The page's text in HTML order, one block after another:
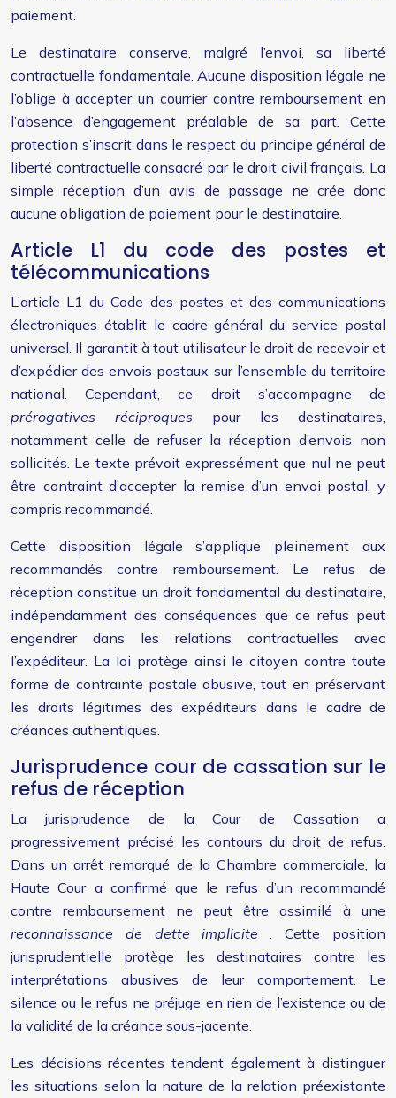
paiement.
Le destinataire conserve, malgré l’envoi, sa liberté
contractuelle fondamentale. Aucune disposition légale ne
l’oblige à accepter un courrier contre remboursement en
l’absence d’engagement préalable de sa part. Cette
protection s’inscrit dans le respect du principe général de
liberté contractuelle consacré par le droit civil français. La
simple réception d’un avis de passage ne crée donc
aucune obligation de paiement pour le destinataire.
Article L1 du code des postes et
télécommunications
L’article L1 du Code des postes et des communications
électroniques établit le cadre général du service postal
universel. Il garantit à tout utilisateur le droit de recevoir et
d’expédier des envois postaux sur l’ensemble du territoire
national. Cependant, ce droit s’accompagne de
prérogatives réciproques pour les destinataires,
notamment celle de refuser la réception d’envois non
sollicités. Le texte prévoit expressément que nul ne peut
être contraint d’accepter la remise d’un envoi postal, y
compris recommandé.
Cette disposition légale s’applique pleinement aux
recommandés contre remboursement. Le refus de
réception constitue un droit fondamental du destinataire,
indépendamment des conséquences que ce refus peut
engendrer dans les relations contractuelles avec
l’expéditeur. La loi protège ainsi le citoyen contre toute
forme de contrainte postale abusive, tout en préservant
les droits légitimes des expéditeurs dans le cadre de
créances authentiques.
Jurisprudence cour de cassation sur le
refus de réception
La jurisprudence de la Cour de Cassation a
progressivement précisé les contours du droit de refus.
Dans un arrêt remarqué de la Chambre commerciale, la
Haute Cour a confirmé que le refus d’un recommandé
contre remboursement ne peut être assimilé à une
reconnaissance de dette implicite. Cette position
jurisprudentielle protège les destinataires contre les
interprétations abusives de leur comportement. Le
silence ou le refus ne préjuge en rien de l’existence ou de
la validité de la créance sous-jacente.
Les décisions récentes tendent également à distinguer
les situations selon la nature de la relation préexistante